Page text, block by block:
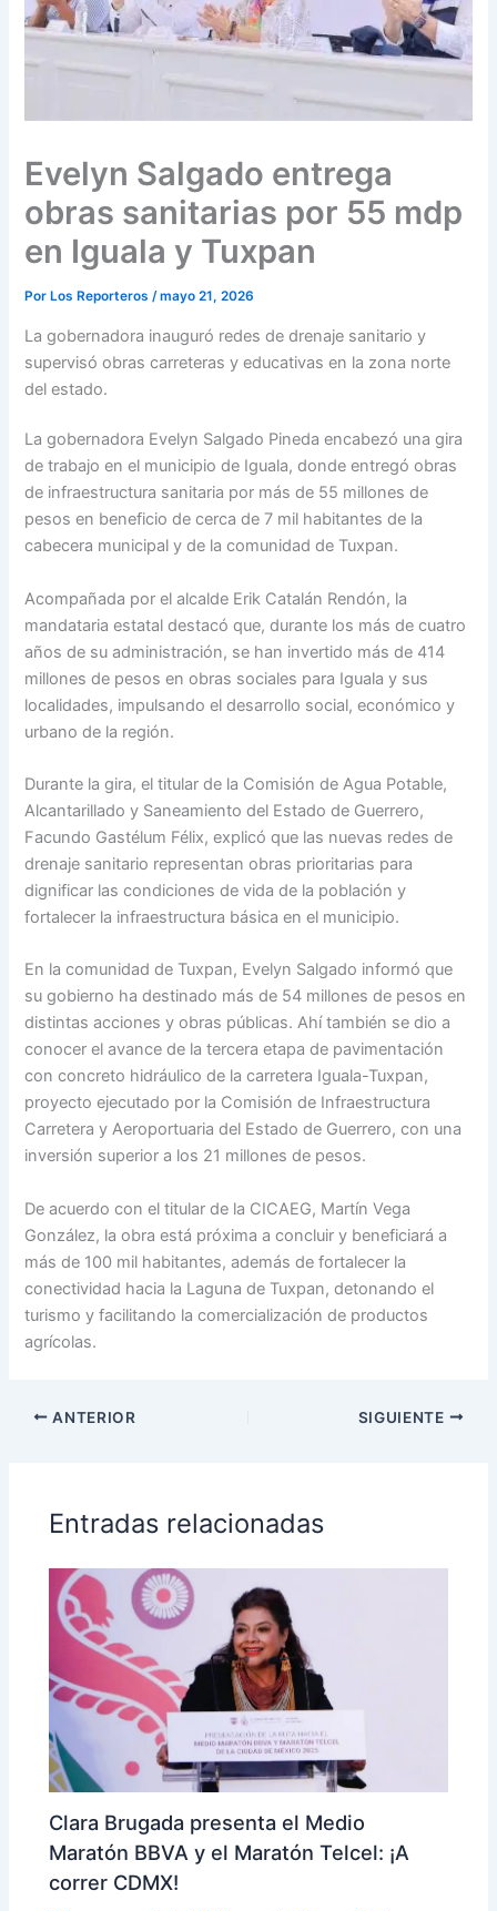
Evelyn Salgado entrega
obras sanitarias por 55 mdp
en Iguala y Tuxpan
Por Los Reporteros/mayo 21, 2026
La gobernadora inauguró redes de drenaje sanitario y
supervisó obras carreteras y educativas en la zona norte
del estado.
La gobernadora Evelyn Salgado Pineda encabezó una gira
de trabajo en el municipio de Iguala, donde entregó obras
de infraestructura sanitaria por más de 55 millones de
pesos en beneficio de cerca de 7 mil habitantes de la
cabecera municipal y de la comunidad de Tuxpan.
Acompañada por el alcalde Erik Catalán Rendón, la
mandataria estatal destacó que, durante los más de cuatro
años de su administración, se han invertido más de 414
millones de pesos en obras sociales para Iguala y sus
localidades, impulsando el desarrollo social, económico y
urbano de la región.
Durante la gira, el titular de la Comisión de Agua Potable,
Alcantarillado y Saneamiento del Estado de Guerrero,
Facundo Gastélum Félix, explicó que las nuevas redes de
drenaje sanitario representan obras prioritarias para
dignificar las condiciones de vida de la población y
fortalecer la infraestructura básica en el municipio.
En la comunidad de Tuxpan, Evelyn Salgado informó que
su gobierno ha destinado más de 54 millones de pesos en
distintas acciones y obras públicas. Ahí también se dio a
conocer el avance de la tercera etapa de pavimentación
con concreto hidráulico de la carretera Iguala-Tuxpan,
proyecto ejecutado por la Comisión de Infraestructura
Carretera y Aeroportuaria del Estado de Guerrero, con una
inversión superior a los 21 millones de pesos.
De acuerdo con el titular de la CICAEG, Martín Vega
González, la obra está próxima a concluir y beneficiará a
más de 100 mil habitantes, además de fortalecer la
conectividad hacia la Laguna de Tuxpan, detonando el
turismo y facilitando la comercialización de productos
agrícolas.
ANTERIOR SIGUIENTE
Entradas relacionadas
Clara Brugada presenta el Medio
Maratón BBVA y el Maratón Telcel: ¡A
correr CDMX!